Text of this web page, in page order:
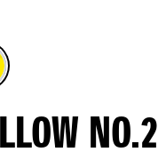
NO.2